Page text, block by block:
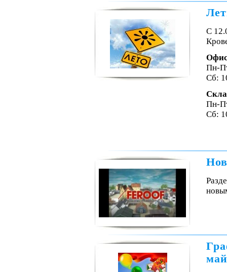
С
Пн-
Сб:
Пн-
Сб: